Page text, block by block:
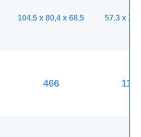
104,5 x 80,4 x 68,5 57.3 x 27
466 117